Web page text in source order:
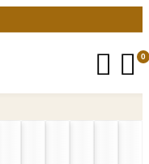
  0